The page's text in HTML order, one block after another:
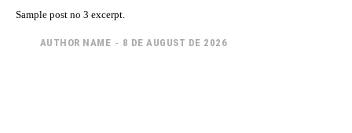
Sample post no 3 excerpt.
AUTHOR NAME - 8 DE AUGUST DE 2026